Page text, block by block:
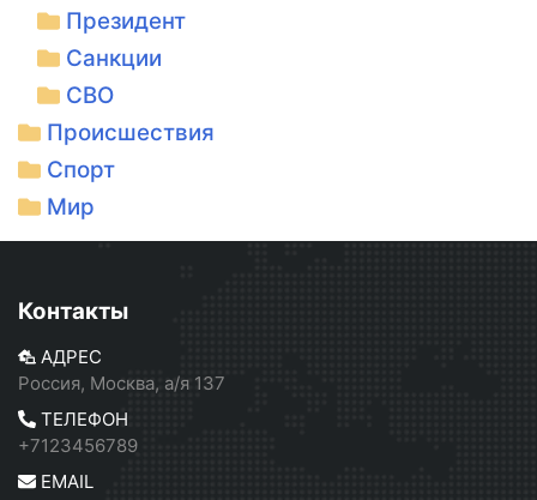
Президент
Санкции
СВО
Происшествия
Спорт
Мир
Контакты
АДРЕС
Россия, Москва, а/я 137
ТЕЛЕФОН
+7123456789
EMAIL